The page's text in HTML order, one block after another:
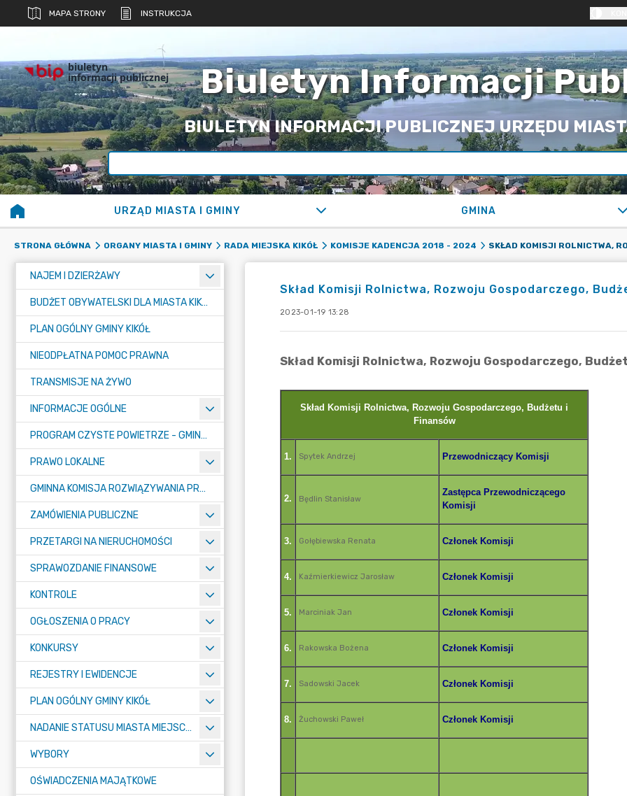
MAPA STRONY INSTRUKCJA
biuletyn
informacji publicznej Biuletyn Informacji
BIULETYN INFORMACJI PUBLICZNEJ URZĘDU
URZĄD MIASTA I GMINY GMINA
STRONA GŁÓWNA ORGANY MIASTA I GMINY RADA MIEJSKA KIKÓŁ KOMISJE KADENCJA 2018 - 2024
NAJEM I DZIERŻAWY
BUDŻET OBYWATELSKI DLA MIASTA KIKÓŁ
PLAN OGÓLNY GMINY KIKÓŁ
NIEODPŁATNA POMOC PRAWNA
TRANSMISJE NA ŻYWO
INFORMACJE OGÓLNE
PROGRAM CZYSTE POWIETRZE - GMINA KIKÓŁ
PRAWO LOKALNE
GMINNA KOMISJA ROZWIĄZYWANIA PROBLEMÓW ALKOHOLOWYCH
ZAMÓWIENIA PUBLICZNE
PRZETARGI NA NIERUCHOMOŚCI
SPRAWOZDANIE FINANSOWE
KONTROLE
OGŁOSZENIA O PRACY
KONKURSY
REJESTRY I EWIDENCJE
PLAN OGÓLNY GMINY KIKÓŁ
NADANIE STATUSU MIASTA MIEJSCOWOŚCI KIKÓŁ
WYBORY
OŚWIADCZENIA MAJĄTKOWE
Skład Komisji Rolnictwa, Rozwoju Gospodarczego,
2023-01-19 13:28